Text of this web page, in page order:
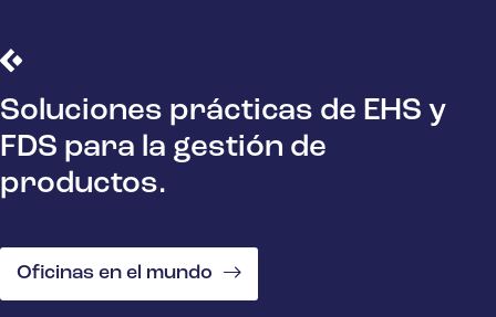
Soluciones prácticas de EHS y
FDS para la gestión de
productos.
Oficinas en el mundo